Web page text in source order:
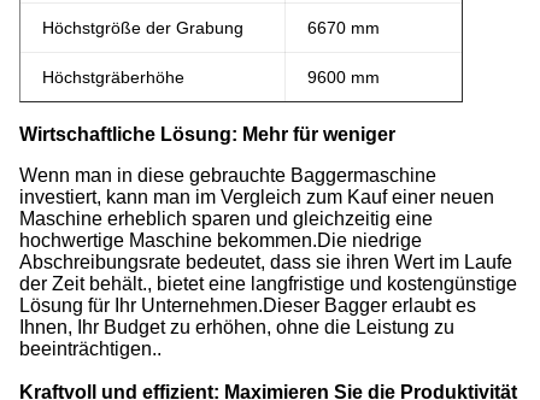
Höchstgröße der Grabung 6670 mm
Höchstgräberhöhe 9600 mm
Wirtschaftliche Lösung: Mehr für weniger
Wenn man in diese gebrauchte Baggermaschine
investiert, kann man im Vergleich zum Kauf einer neuen
Maschine erheblich sparen und gleichzeitig eine
hochwertige Maschine bekommen.Die niedrige
Abschreibungsrate bedeutet, dass sie ihren Wert im Laufe
der Zeit behält., bietet eine langfristige und kostengünstige
Lösung für Ihr Unternehmen.Dieser Bagger erlaubt es
Ihnen, Ihr Budget zu erhöhen, ohne die Leistung zu
beeinträchtigen..
Kraftvoll und effizient: Maximieren Sie die Produktivität